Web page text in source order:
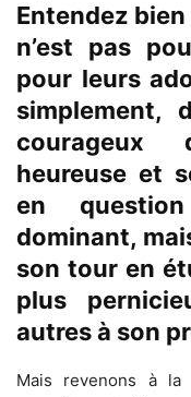
Entendez
n’est pas
pour leurs
simplement,
courageux
heureuse et
en question
dominant,
son tour en
plus
autres à son
Mais revenons à